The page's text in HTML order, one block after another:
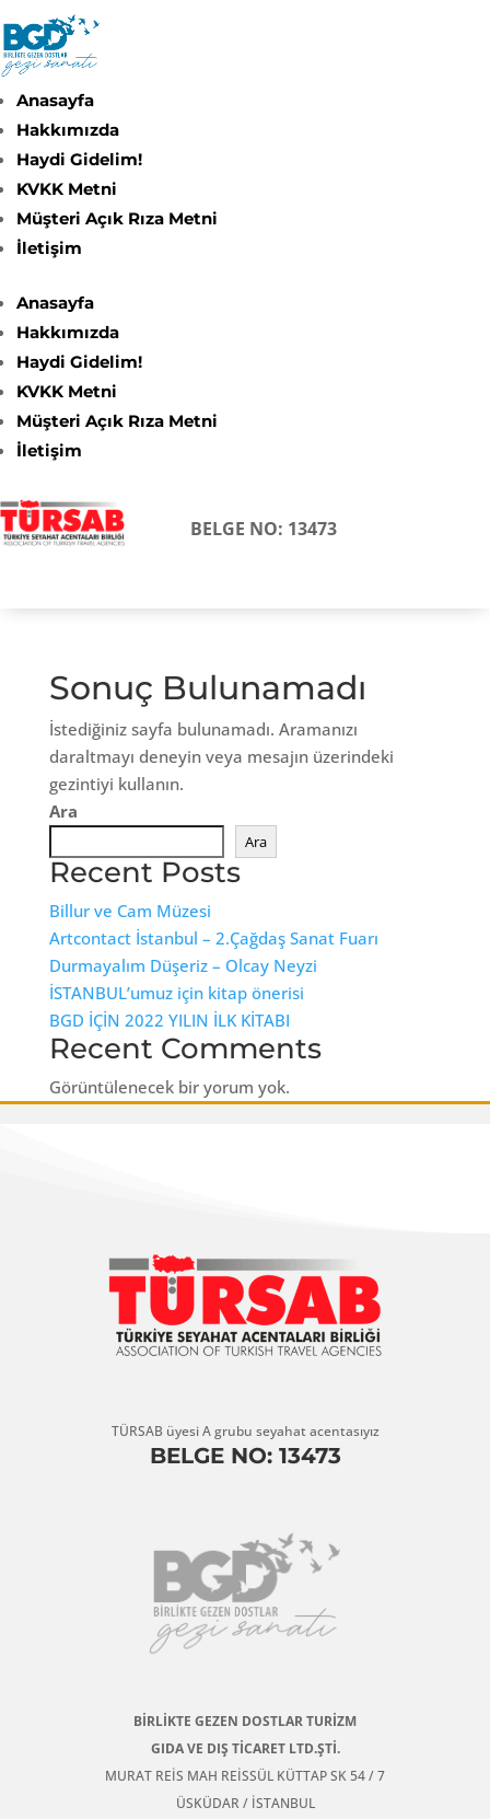
Anasayfa
Hakkımızda
Haydi Gidelim!
KVKK Metni
Müşteri Açık Rıza Metni
İletişim
Anasayfa
Hakkımızda
Haydi Gidelim!
KVKK Metni
Müşteri Açık Rıza Metni
İletişim
BELGE NO: 13473
Sonuç Bulunamadı
İstediğiniz sayfa bulunamadı. Aramanızı
daraltmayı deneyin veya mesajın üzerindeki
gezintiyi kullanın.
Ara
Ara
Recent Posts
Billur ve Cam Müzesi
Artcontact İstanbul – 2.Çağdaş Sanat Fuarı
Durmayalım Düşeriz – Olcay Neyzi
İSTANBUL’umuz için kitap önerisi
BGD İÇİN 2022 YILIN İLK KİTABI
Recent Comments
Görüntülenecek bir yorum yok.
TÜRSAB üyesi A grubu seyahat acentasıyız
BELGE NO: 13473
BİRLİKTE GEZEN DOSTLAR TURİZM
GIDA VE DIŞ TİCARET LTD.ŞTİ.
MURAT REİS MAH REİSSÜL KÜTTAP SK 54 / 7
ÜSKÜDAR / İSTANBUL